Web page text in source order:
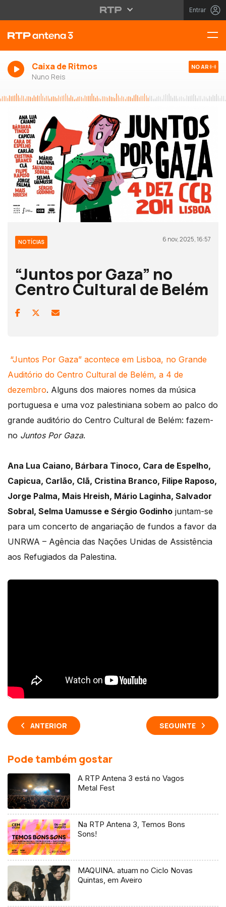
Entrar
Caixa de Ritmos
Nuno Reis
NO AR
NOTÍCIAS 6 nov, 2025, 16:57
“Juntos por Gaza” no
Centro Cultural de Belém
“Juntos Por Gaza” acontece em Lisboa, no Grande
Auditório do Centro Cultural de Belém, a 4 de
dezembro. Alguns dos maiores nomes da música
portuguesa e uma voz palestiniana sobem ao palco do
grande auditório do Centro Cultural de Belém: fazem-
no Juntos Por Gaza.
Ana Lua Caiano, Bárbara Tinoco, Cara de Espelho,
Capicua, Carlão, Clã, Cristina Branco, Filipe Raposo,
Jorge Palma, Mais Hreish, Mário Laginha, Salvador
Sobral, Selma Uamusse e Sérgio Godinho juntam-se
para um concerto de angariação de fundos a favor da
UNRWA – Agência das Nações Unidas de Assistência
aos Refugiados da Palestina.
ANTERIOR SEGUINTE
Pode também gostar
A RTP Antena 3 está no Vagos
Metal Fest
Na RTP Antena 3, Temos Bons
Sons!
MAQUINA. atuam no Ciclo Novas
Quintas, em Aveiro